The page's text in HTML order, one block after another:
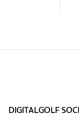
DIGITALGOLF